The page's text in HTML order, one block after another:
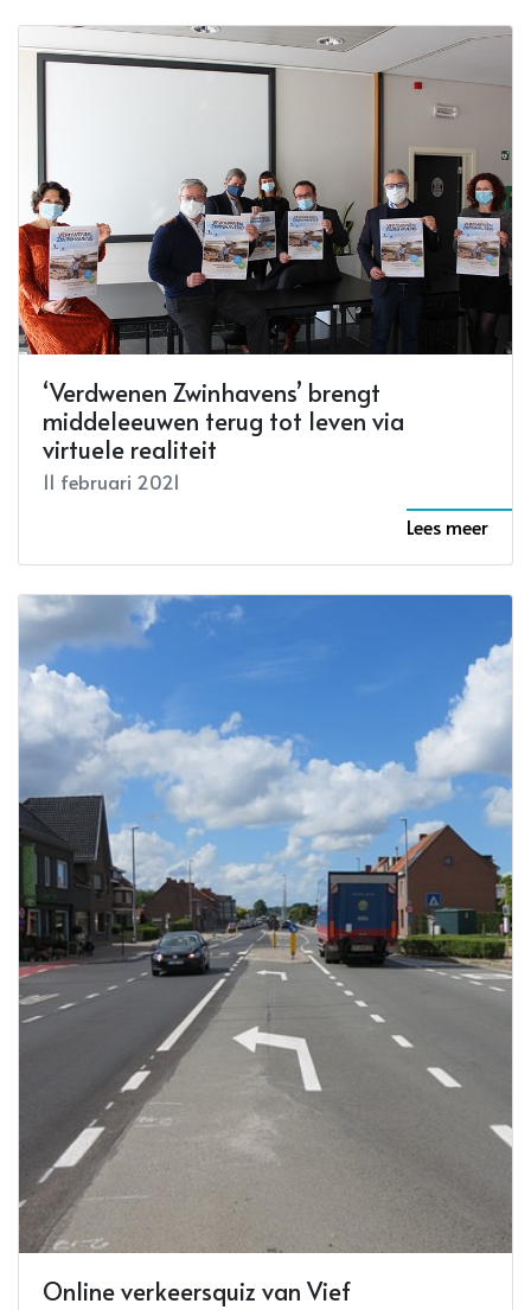
‘Verdwenen Zwinhavens’ brengt
middeleeuwen terug tot leven via
virtuele realiteit
11 februari 2021
Lees meer
Online verkeersquiz van Vief